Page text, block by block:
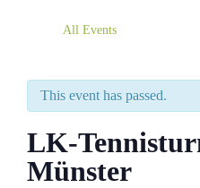
All Events
This event has passed.
LK-
Münster